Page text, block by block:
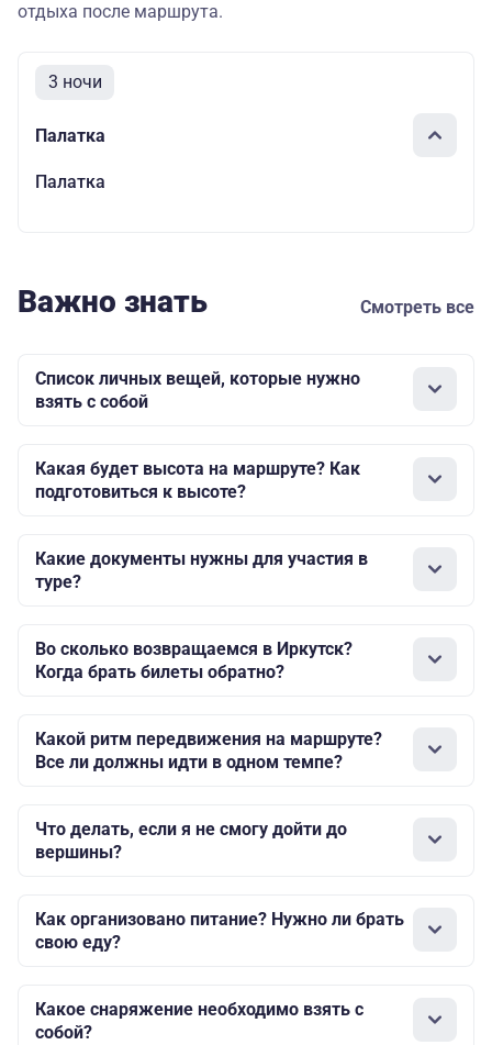
отдыха после маршрута.
3 ночи
Палатка
Палатка
Важно знать Смотреть все
Список личных вещей, которые нужно
взять с собой
Какая будет высота на маршруте? Как
подготовиться к высоте?
Какие документы нужны для участия в
туре?
Во сколько возвращаемся в Иркутск?
Когда брать билеты обратно?
Какой ритм передвижения на маршруте?
Все ли должны идти в одном темпе?
Что делать, если я не смогу дойти до
вершины?
Как организовано питание? Нужно ли брать
свою еду?
Какое снаряжение необходимо взять с
собой?